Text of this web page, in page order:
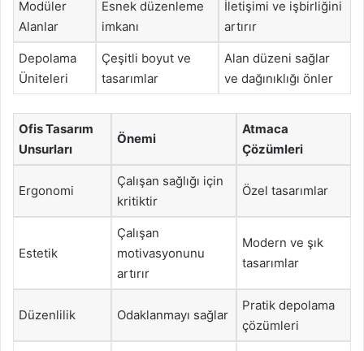
Modüler
Alanlar
Esnek düzenleme
imkanı
İletişimi ve işbirliğini
artırır
Depolama
Üniteleri
Çeşitli boyut ve
tasarımlar
Alan düzeni sağlar
ve dağınıklığı önler
Ofis Tasarım
Unsurları
Önemi
Atmaca
Çözümleri
Ergonomi
Çalışan sağlığı için
kritiktir
Özel tasarımlar
Estetik
Çalışan
motivasyonunu
artırır
Modern ve şık
tasarımlar
Düzenlilik Odaklanmayı sağlar
Pratik depolama
çözümleri